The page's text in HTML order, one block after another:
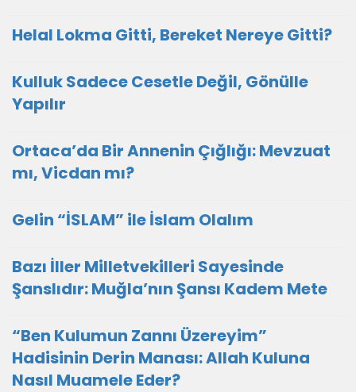
Helal Lokma Gitti, Bereket Nereye Gitti?
Kulluk Sadece Cesetle Değil, Gönülle
Yapılır
Ortaca’da Bir Annenin Çığlığı: Mevzuat
mı, Vicdan mı?
Gelin “İSLAM” ile İslam Olalım
Bazı İller Milletvekilleri Sayesinde
Şanslıdır: Muğla’nın Şansı Kadem Mete
“Ben Kulumun Zannı Üzereyim”
Hadisinin Derin Manası: Allah Kuluna
Nasıl Muamele Eder?